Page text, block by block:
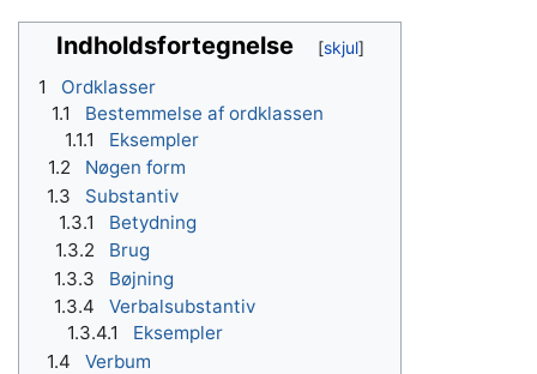
Indholdsfortegnelse
1
Ordklasser
1.1
Bestemmelse af ordklassen
1.1.1
Eksempler
1.2
Nøgen form
1.3
Substantiv
1.3.1
Betydning
1.3.2
Brug
1.3.3
Bøjning
1.3.4
Verbalsubstantiv
1.3.4.1
Eksempler
1.4
Verbum